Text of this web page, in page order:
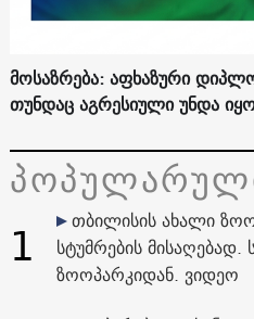
მოსაზრება: აფხაზური
თუნდაც აგრესიული უნდა
1
თბილისის ახალი
სტუმრების მისაღებად.
ზოოპარკიდან. ვიდეო